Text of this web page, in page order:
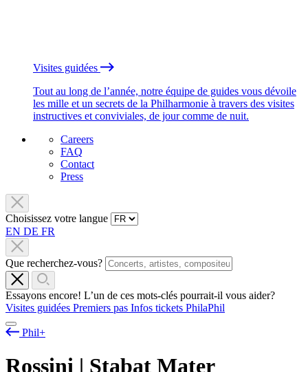
Visites guidées
Tout au long de l’année, notre équipe de guides vous dévoile
les mille et un secrets de la Philharmonie à travers des visites
instructives et conviviales, de jour comme de nuit.
Careers
FAQ
Contact
Press
Choisissez votre langue
EN DE FR
Que recherchez-vous?
Essayons encore! L’un de ces mots-clés pourrait-il vous aider?
Visites guidées Premiers pas Infos tickets PhilaPhil
Phil+
Rossini | Stabat Mater